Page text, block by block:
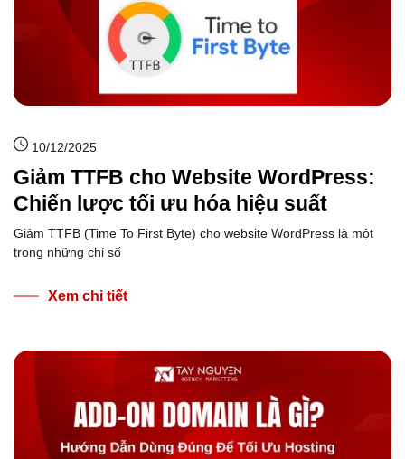
10/12/2025
Giảm TTFB cho Website WordPress:
Chiến lược tối ưu hóa hiệu suất
Giảm TTFB (Time To First Byte) cho website WordPress là một
trong những chỉ số
Xem chi tiết